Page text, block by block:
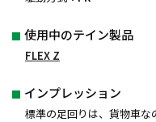
使用中のテイン製品
FLEX Z
インプレッション
標準の足回りは、貨物車な